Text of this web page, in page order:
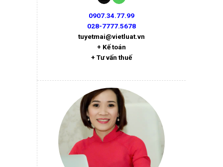
0907.34.77.99
028-7777.5678
tuyetmai@vietluat.vn
+ Kế toán
+ Tư vấn thuế